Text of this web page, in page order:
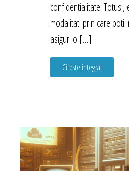
confidentialitate. Totusi,
modalitati prin care poti
asiguri o […]
Citeste integral